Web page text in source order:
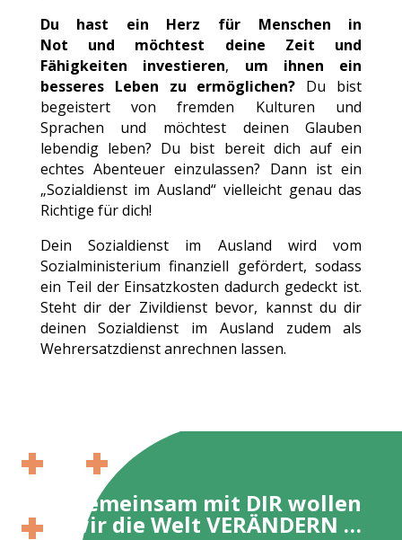
Du hast ein Herz für Menschen in
Not und möchtest deine Zeit und
Fähigkeiten investieren, um ihnen ein
besseres Leben zu ermöglichen? Du bist
begeistert von fremden Kulturen und
Sprachen und möchtest deinen Glauben
lebendig leben? Du bist bereit dich auf ein
echtes Abenteuer einzulassen? Dann ist ein
„Sozialdienst im Ausland“ vielleicht genau das
Richtige für dich!
Dein Sozialdienst im Ausland wird vom
Sozialministerium finanziell gefördert, sodass
ein Teil der Einsatzkosten dadurch gedeckt ist.
Steht dir der Zivildienst bevor, kannst du dir
deinen Sozialdienst im Ausland zudem als
Wehrersatzdienst anrechnen lassen.
Gemeinsam mit DIR wollen
wir die Welt VERÄNDERN …